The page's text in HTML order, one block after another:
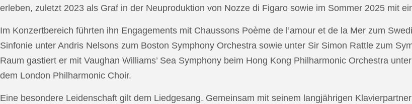
erleben, zuletzt 2023 als Graf in der Neuproduktion von Nozze di Figaro sowie im Sommer 2025 mit
Im Konzertbereich führten ihn Engagements mit Chaussons Poème de l’amour et de la Mer zum
Sinfonie unter Andris Nelsons zum Boston Symphony Orchestra sowie unter Sir Simon Rattle zum
Raum gastiert er mit Vaughan Williams’ Sea Symphony beim Hong Kong Philharmonic Orchestra
dem London Philharmonic Choir.
Eine besondere Leidenschaft gilt dem Liedgesang. Gemeinsam mit seinem langjährigen